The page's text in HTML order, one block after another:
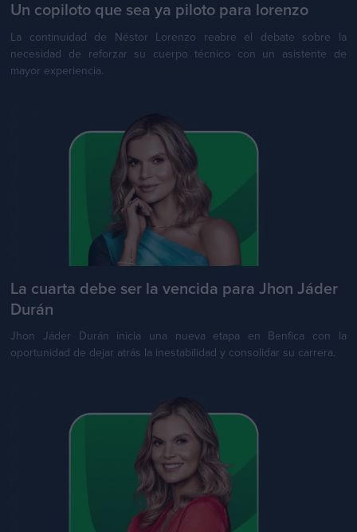
Un copiloto que sea ya piloto para lorenzo
La continuidad de Néstor Lorenzo reabre el debate sobre la
necesidad de reforzar su cuerpo técnico con un asistente de
mayor experiencia.
La cuarta debe ser la vencida para Jhon Jáder
Durán
Jhon Jáder Durán inicia una nueva etapa en Benfica con la
oportunidad de dejar atrás la inestabilidad y consolidar su carrera.